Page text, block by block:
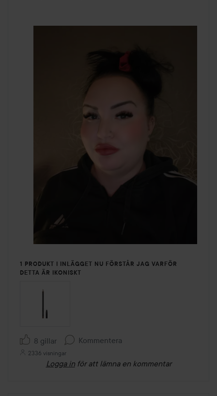
1 PRODUKT I INLÄGGET NU FÖRSTÅR JAG VARFÖR
DETTA ÄR IKONISKT
8 gillar Kommentera
2336 visningar
Logga in för att lämna en kommentar